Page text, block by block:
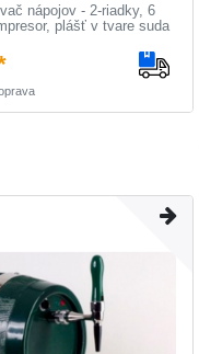
nápojov - 2-riadky, 6
plášť v tvare suda